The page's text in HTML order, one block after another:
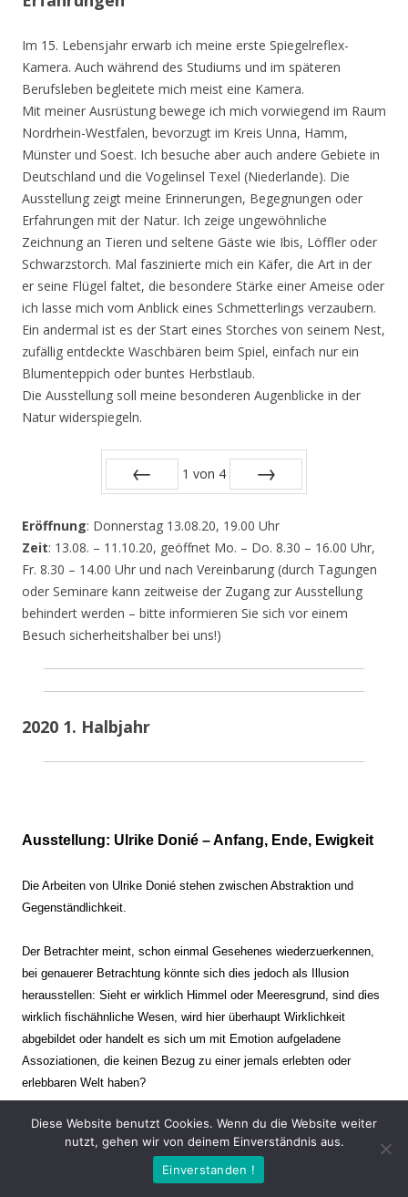
Im 15. Lebensjahr erwarb ich meine erste Spiegelreflex-
Kamera. Auch während des Studiums und im späteren
Berufsleben begleitete mich meist eine Kamera.
Mit meiner Ausrüstung bewege ich mich vorwiegend im Raum
Nordrhein-Westfalen, bevorzugt im Kreis Unna, Hamm,
Münster und Soest. Ich besuche aber auch andere Gebiete in
Deutschland und die Vogelinsel Texel (Niederlande). Die
Ausstellung zeigt meine Erinnerungen, Begegnungen oder
Erfahrungen mit der Natur. Ich zeige ungewöhnliche
Zeichnung an Tieren und seltene Gäste wie Ibis, Löffler oder
Schwarzstorch. Mal faszinierte mich ein Käfer, die Art in der
er seine Flügel faltet, die besondere Stärke einer Ameise oder
ich lasse mich vom Anblick eines Schmetterlings verzaubern.
Ein andermal ist es der Start eines Storches von seinem Nest,
zufällig entdeckte Waschbären beim Spiel, einfach nur ein
Blumenteppich oder buntes Herbstlaub.
Die Ausstellung soll meine besonderen Augenblicke in der
Natur widerspiegeln.
1 von 4
Eröffnung: Donnerstag 13.08.20, 19.00 Uhr
Zeit: 13.08. – 11.10.20, geöffnet Mo. – Do. 8.30 – 16.00 Uhr,
Fr. 8.30 – 14.00 Uhr und nach Vereinbarung (durch Tagungen
oder Seminare kann zeitweise der Zugang zur Ausstellung
behindert werden – bitte informieren Sie sich vor einem
Besuch sicherheitshalber bei uns!)
2020 1. Halbjahr
Ausstellung: Ulrike Donié – Anfang, Ende, Ewigkeit
Die Arbeiten von Ulrike Donié stehen zwischen Abstraktion und
Gegenständlichkeit.
Der Betrachter meint, schon einmal Gesehenes wiederzuerkennen,
bei genauerer Betrachtung könnte sich dies jedoch als Illusion
herausstellen: Sieht er wirklich Himmel oder Meeresgrund, sind dies
wirklich fischähnliche Wesen, wird hier überhaupt Wirklichkeit
abgebildet oder handelt es sich um mit Emotion aufgeladene
Assoziationen, die keinen Bezug zu einer jemals erlebten oder
erlebbaren Welt haben?
Verharren und Dynamik stehen sich dabei gegenüber. Zeit steht still
oder verrinnt im Nu. Es soll dabei eine Spannung, auch farblich, bis
zur Schmerzgrenze erzeugt werden. Die Arbeiten stellen ambivalente
Diese Website benutzt Cookies. Wenn du die Website weiter
nutzt, gehen wir von deinem Einverständnis aus.
Einverstanden !